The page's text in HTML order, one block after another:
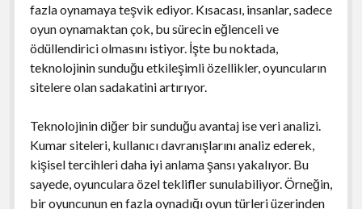
fazla oynamaya teşvik ediyor. Kısacası, insanlar, sadece
oyun oynamaktan çok, bu sürecin eğlenceli ve
ödüllendirici olmasını istiyor. İşte bu noktada,
teknolojinin sunduğu etkileşimli özellikler, oyuncuların
sitelere olan sadakatini artırıyor.
Teknolojinin diğer bir sunduğu avantaj ise veri analizi.
Kumar siteleri, kullanıcı davranışlarını analiz ederek,
kişisel tercihleri daha iyi anlama şansı yakalıyor. Bu
sayede, oyunculara özel teklifler sunulabiliyor. Örneğin,
bir oyuncunun en fazla oynadığı oyun türleri üzerinden